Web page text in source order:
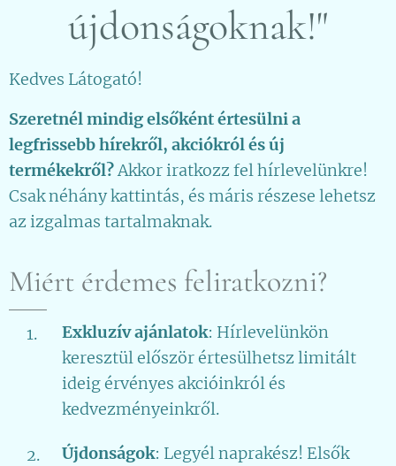
újdonságoknak!"
Kedves Látogató!
Szeretnél mindig elsőként értesülni a
legfrissebb hírekről, akciókról és új
termékekről?Akkor iratkozz fel hírlevelünkre!
Csak néhány kattintás, és máris részese lehetsz
az izgalmas tartalmaknak.
Miért érdemes feliratkozni?
Exkluzív ajánlatok: Hírlevelünkön
keresztül először értesülhetsz limitált
ideig érvényes akcióinkról és
kedvezményeinkről.
Újdonságok: Legyél naprakész! Elsők